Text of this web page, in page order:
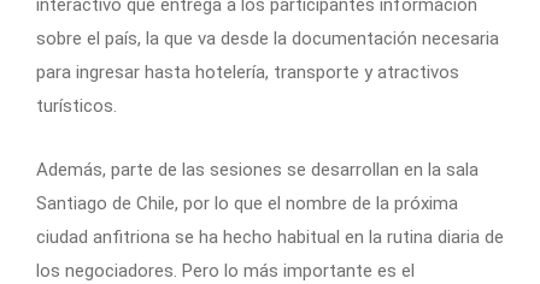
interactivo que entrega a los participantes información
sobre el país, la que va desde la documentación necesaria
para ingresar hasta hotelería, transporte y atractivos
turísticos.
Además, parte de las sesiones se desarrollan en la sala
Santiago de Chile, por lo que el nombre de la próxima
ciudad anfitriona se ha hecho habitual en la rutina diaria de
los negociadores. Pero lo más importante es el